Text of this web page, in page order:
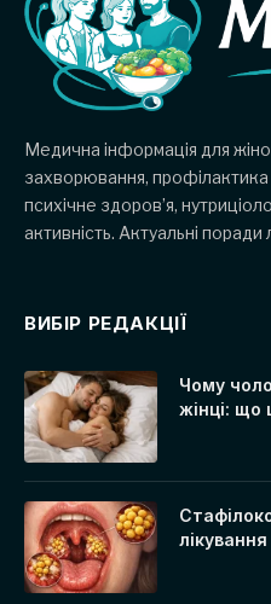
Медична інформація для
захворювання,
психічне здоров’я,
активність. Актуальні
ВИБІР РЕДАКЦІЇ
Чому
жінці: що
лікування